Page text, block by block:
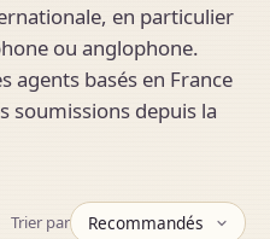
en particulier
ou anglophone.
agents basés en France
soumissions depuis la
Trier par